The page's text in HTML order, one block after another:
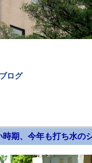
ログ
時期、今年も打ち水の